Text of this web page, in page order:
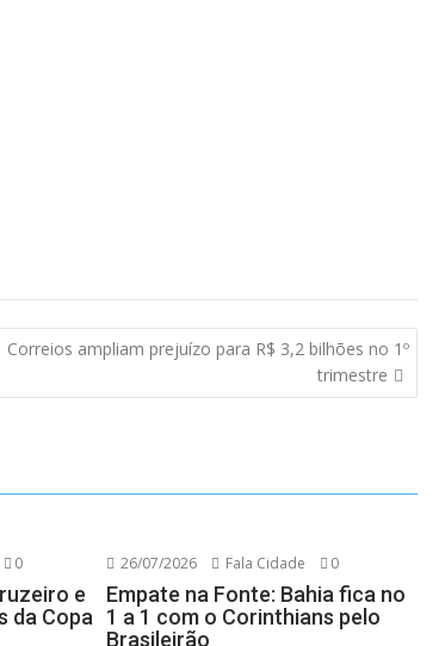
Correios ampliam prejuízo para R$ 3,2 bilhões no 1º
trimestre
0
e
da Copa
26/07/2026 Fala Cidade 0
Empate na Fonte: Bahia fica no
1 a 1 com o Corinthians pelo
Brasileirão